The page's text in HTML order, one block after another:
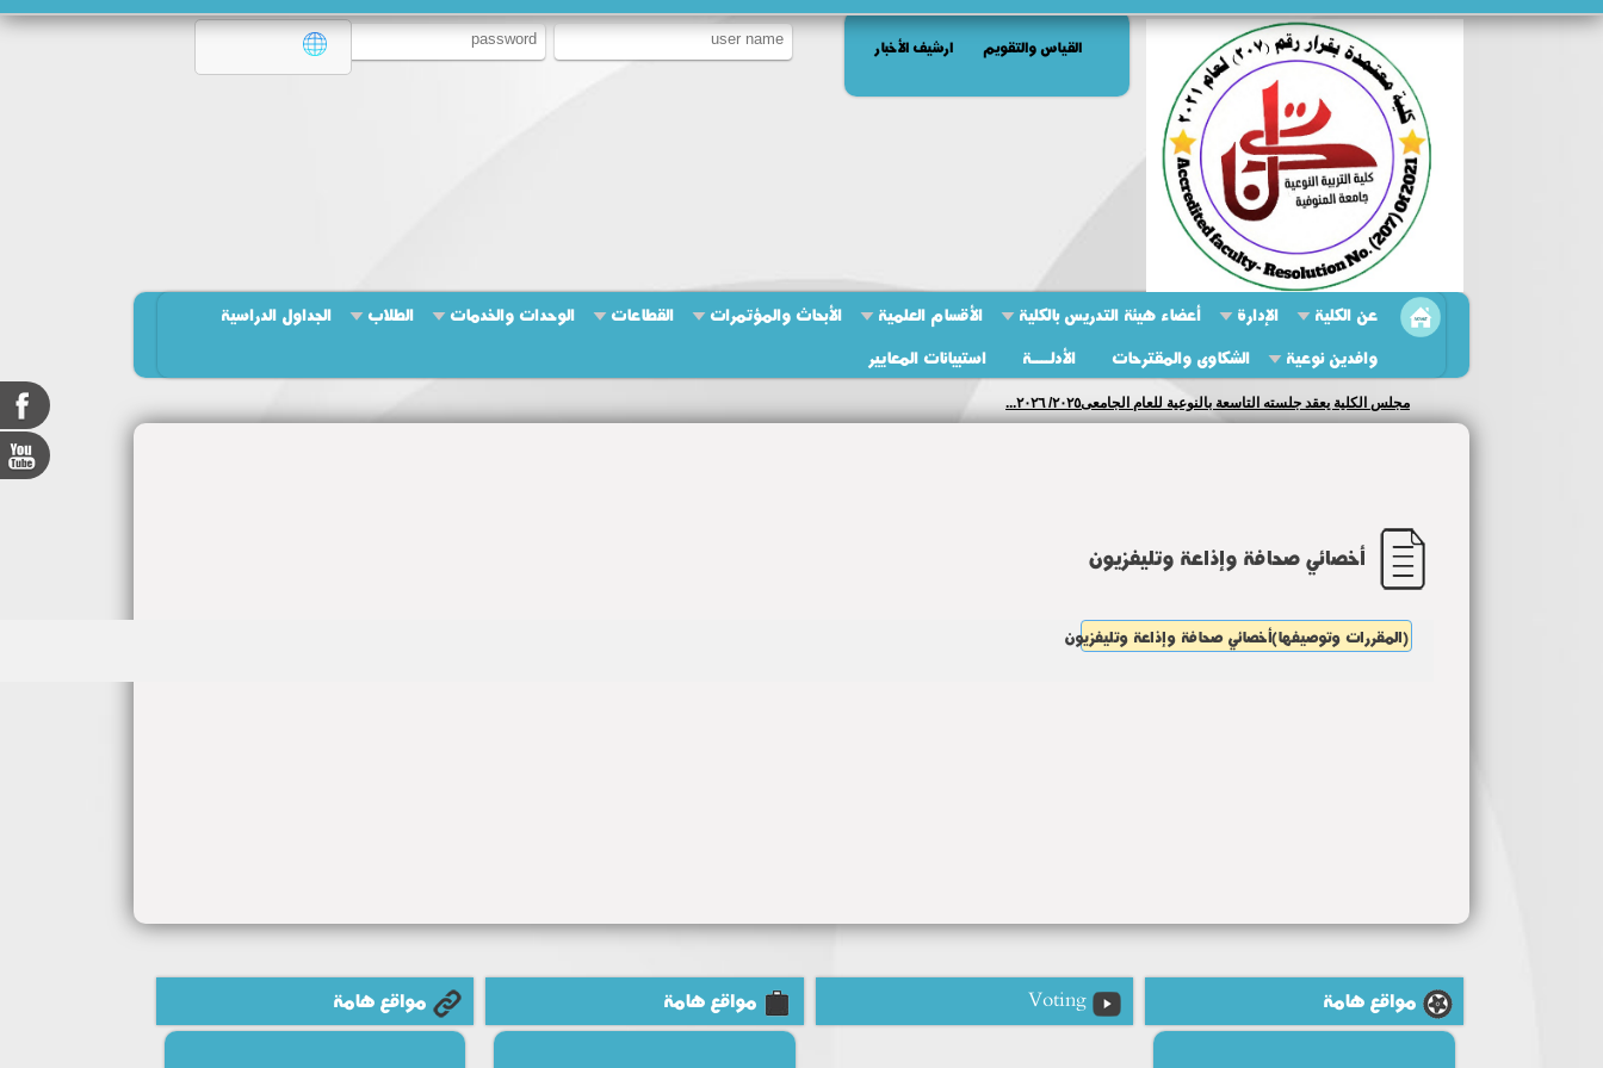
القياس والتقويم ارشيف الأخبار
عن الكلية الإدارة أعضاء هيئة التدريس بالكلية الأقسام العلمية الأبحاث والمؤتمرات القطاعات الوحدات والخدمات الطلاب
الجداول الدراسية
وافدين نوعية
الشكاوى والمقترحات الأدلــــة استبيانات المعايير
مجلس الكلية يعقد جلسته التاسعة بالنوعية للعام الجامعى٢٠٢٥/ ٢٠٢٦...
أخصائي صحافة وإذاعة وتليفزيون
(المقررات وتوصيفها)أخصائي صحافة وإذاعة وتليفزيون
مواقع هامة Voting مواقع هامة مواقع هامة